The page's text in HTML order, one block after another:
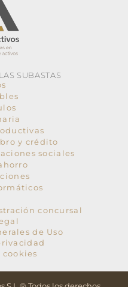
SUBASTAS
y crédito
sociales
concursal
de Uso